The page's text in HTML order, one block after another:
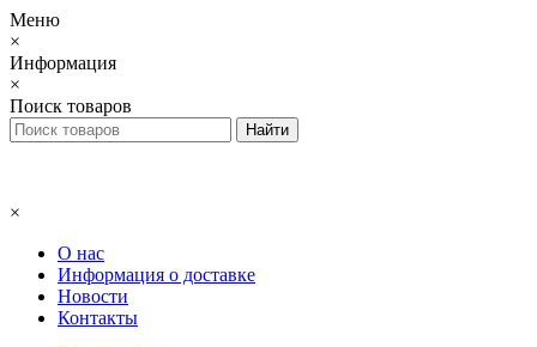
Меню
×
Информация
×
Поиск товаров
×
О нас
Информация о доставке
Новости
Контакты